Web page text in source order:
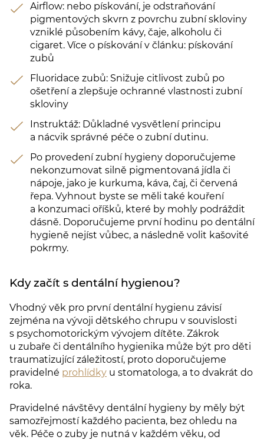
Airflow: nebo pískování, je odstraňování
pigmentových skvrn z povrchu zubní skloviny
vzniklé působením kávy, čaje, alkoholu či
cigaret. Více o pískování v článku: pískování
zubů
Fluoridace zubů: Snižuje citlivost zubů po
ošetření a zlepšuje ochranné vlastnosti zubní
skloviny
Instruktáž: Důkladné vysvětlení principu
a nácvik správné péče o zubní dutinu.
Po provedení zubní hygieny doporučujeme
nekonzumovat silně pigmentovaná jídla či
nápoje, jako je kurkuma, káva, čaj, či červená
řepa. Vyhnout byste se měli také kouření
a konzumaci oříšků, které by mohly podráždit
dásně. Doporučujeme první hodinu po dentální
hygieně nejíst vůbec, a následně volit kašovité
pokrmy.
Kdy začít s dentální hygienou?
Vhodný věk pro první dentální hygienu závisí
zejména na vývoji dětského chrupu v souvislosti
s psychomotorickým vývojem dítěte. Zákrok
u zubaře či dentálního hygienika může být pro děti
traumatizující záležitostí, proto doporučujeme
pravidelné prohlídky u stomatologa, a to dvakrát do
roka.
Pravidelné návštěvy dentální hygieny by měly být
samozřejmostí každého pacienta, bez ohledu na
věk. Péče o zuby je nutná v každém věku, od